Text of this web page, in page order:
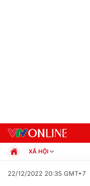
XÃ HỘI
Xã hội
22/12/2022 20:35 GMT+7